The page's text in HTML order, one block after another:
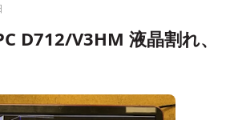
D712/V3HM 液晶割れ、